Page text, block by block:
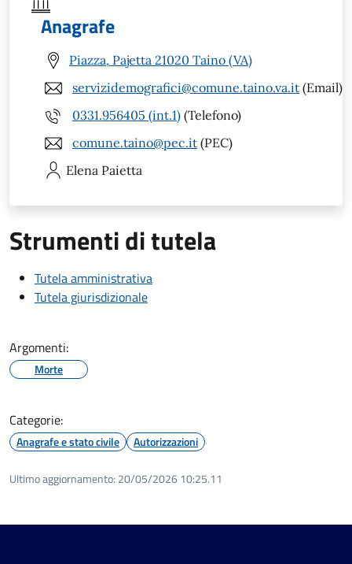
Anagrafe
Piazza, Pajetta 21020 Taino (VA)
servizidemografici@comune.taino.va.it (Email)
0331.956405 (int.1) (Telefono)
comune.taino@pec.it (PEC)
Elena Paietta
Strumenti di tutela
Tutela amministrativa
Tutela giurisdizionale
Argomenti:
Morte
Categorie:
Anagrafe e stato civile Autorizzazioni
Ultimo aggiornamento: 20/05/2026 10:25.11